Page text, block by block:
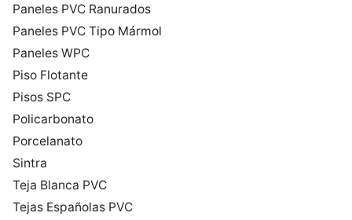
Paneles PVC Ranurados
Paneles PVC Tipo Mármol
Paneles WPC
Piso Flotante
Pisos SPC
Policarbonato
Porcelanato
Sintra
Teja Blanca PVC
Tejas Españolas PVC